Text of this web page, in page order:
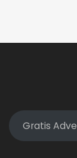
Gratis